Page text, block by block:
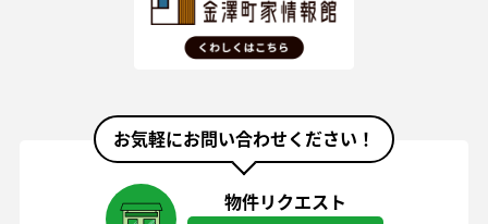
お気軽にお問い合わせください！
物件リクエスト